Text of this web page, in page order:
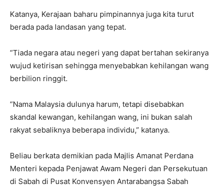
Katanya, Kerajaan baharu pimpinannya juga kita turut
berada pada landasan yang tepat.
“Tiada negara atau negeri yang dapat bertahan sekiranya
wujud ketirisan sehingga menyebabkan kehilangan wang
berbilion ringgit.
“Nama Malaysia dulunya harum, tetapi disebabkan
skandal kewangan, kehilangan wang, ini bukan salah
rakyat sebaliknya beberapa individu,” katanya.
Beliau berkata demikian pada Majlis Amanat Perdana
Menteri kepada Penjawat Awam Negeri dan Persekutuan
di Sabah di Pusat Konvensyen Antarabangsa Sabah